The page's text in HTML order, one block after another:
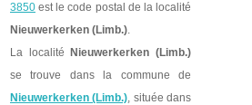
3850 est le code postal de la localité
Nieuwerkerken (Limb.).
La localité
Nieuwerkerken (Limb.)
se trouve dans la commune de
Nieuwerkerken (Limb.), située dans